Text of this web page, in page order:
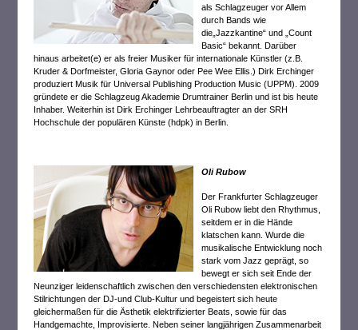
als Schlagzeuger vor Allem
durch Bands wie
die„Jazzkantine“ und „Count
Basic“ bekannt. Darüber
hinaus arbeitet(e) er als freier Musiker für internationale Künstler (z.B.
Kruder & Dorfmeister, Gloria Gaynor oder Pee Wee Ellis.) Dirk Erchinger
produziert Musik für Universal Publishing Production Music (UPPM). 2009
gründete er die Schlagzeug Akademie Drumtrainer Berlin und ist bis heute
Inhaber. Weiterhin ist Dirk Erchinger Lehrbeauftragter an der SRH
Hochschule der populären Künste (hdpk) in Berlin.
Oli Rubow
Der Frankfurter Schlagzeuger
Oli Rubow liebt den Rhythmus,
seitdem er in die Hände
klatschen kann. Wurde die
musikalische Entwicklung noch
stark vom Jazz geprägt, so
bewegt er sich seit Ende der
Neunziger leidenschaftlich zwischen den verschiedensten elektronischen
Stilrichtungen der DJ-und Club-Kultur und begeistert sich heute
gleichermaßen für die Ästhetik elektrifizierter Beats, sowie für das
Handgemachte, Improvisierte. Neben seiner langjährigen Zusammenarbeit